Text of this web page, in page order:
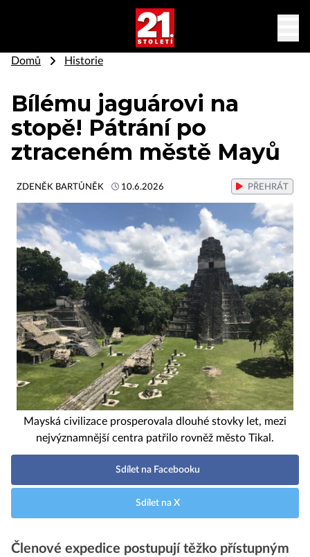
Domů Historie
Bílému jaguárovi na
stopě! Pátrání po
ztraceném městě Mayů
ZDENĚK BARTŮNĚK 10.6.2026 PŘEHRÁT
Mayská civilizace prosperovala dlouhé stovky let, mezi
nejvýznamnější centra patřilo rovněž město Tikal.
Sdílet na Facebooku
Sdílet na X
Členové expedice postupují těžko přístupným